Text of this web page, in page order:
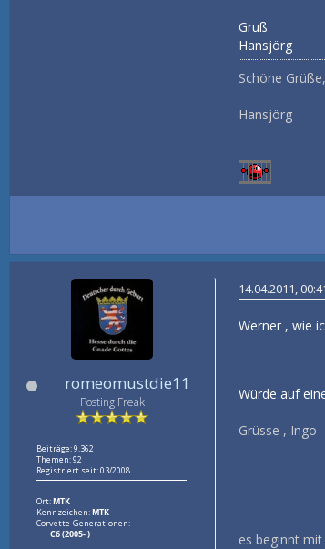
Gruß
Hansjörg
Schöne Grüße,
Hansjörg
romeomustdie11
Posting Freak
Beiträge: 9.362
Themen: 92
Registriert seit: 03/2008
Ort:MTK
Kennzeichen:MTK
Corvette-Generationen:
C6 (2005- )
14.04.2011,
Werner , wie
Würde auf
Grüsse , Ingo
es beginnt